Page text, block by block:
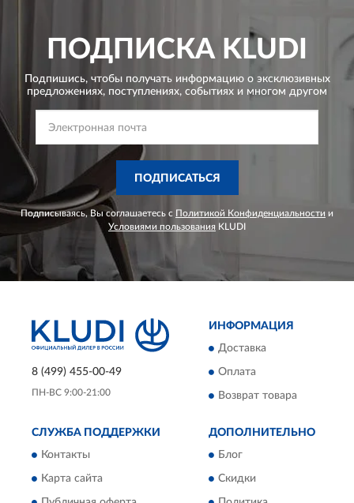
ПОДПИСКА KLUDI
Подпишись, чтобы получать информацию о эксклюзивных
предложениях, поступлениях, событиях и многом другом
ПОДПИСАТЬСЯ
Подписываясь, Вы соглашаетесь с Политикой Конфиденциальности и
Условиями пользования KLUDI
8 (499) 455-00-49
ПН-ВС 9:00-21:00
ИНФОРМАЦИЯ
Доставка
Оплата
Возврат товара
СЛУЖБА ПОДДЕРЖКИ
Контакты
Карта сайта
ДОПОЛНИТЕЛЬНО
Блог
Скидки